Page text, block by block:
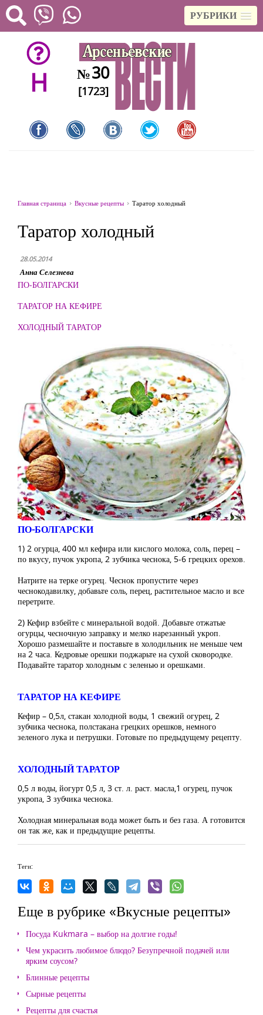
РУБРИКИ
H №30
[1723]
Главная страница Вкусные рецепты Таратор холодный
Таратор холодный
28.05.2014
Анна Селезнева
ПО-БОЛГАРСКИ
ТАРАТОР НА КЕФИРЕ
ХОЛОДНЫЙ ТАРАТОР
ПО-БОЛГАРСКИ
1) 2 огурца, 400 мл кефира или кислого молока, соль, перец –
по вкусу, пучок укропа, 2 зубчика чеснока, 5-6 грецких орехов.
Натрите на терке огурец. Чеснок пропустите через
чеснокодавилку, добавьте соль, перец, растительное масло и все
перетрите.
2) Кефир взбейте с минеральной водой. Добавьте отжатые
огурцы, чесночную заправку и мелко нарезанный укроп.
Хорошо размешайте и поставьте в холодильник не меньше чем
на 2 часа. Кедровые орешки поджарьте на сухой сковородке.
Подавайте таратор холодным с зеленью и орешками.
ТАРАТОР НА КЕФИРЕ
Кефир – 0,5л, стакан холодной воды, 1 свежий огурец, 2
зубчика чеснока, полстакана грецких орешков, немного
зеленого лука и петрушки. Готовьте по предыдущему рецепту.
ХОЛОДНЫЙ ТАРАТОР
0,5 л воды, йогурт 0,5 л, 3 ст. л. раст. масла,1 огурец, пучок
укропа, 3 зубчика чеснока.
Холодная минеральная вода может быть и без газа. А готовится
он так же, как и предыдущие рецепты.
Теги:
Еще в рубрике «Вкусные рецепты»
Посуда Kukmara – выбор на долгие годы!
Чем украсить любимое блюдо? Безупречной подачей или
ярким соусом?
Блинные рецепты
Сырные рецепты
Рецепты для счастья